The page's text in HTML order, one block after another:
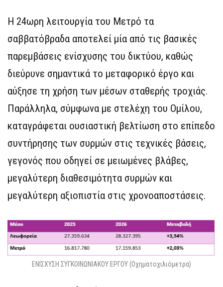
Η 24ωρη λειτουργία του Μετρό τα
σαββατόβραδα αποτελεί μία από τις βασικές
παρεμβάσεις ενίσχυσης του δικτύου, καθώς
διεύρυνε σημαντικά το μεταφορικό έργο και
αύξησε τη χρήση των μέσων σταθερής τροχιάς.
Παράλληλα, σύμφωνα με στελέχη του Ομίλου,
καταγράφεται ουσιαστική βελτίωση στο επίπεδο
συντήρησης των συρμών στις τεχνικές βάσεις,
γεγονός που οδηγεί σε μειωμένες βλάβες,
μεγαλύτερη διαθεσιμότητα συρμών και
μεγαλύτερη αξιοπιστία στις χρονοαποστάσεις.
ΕΝΙΣΧΥΣΗ ΣΥΓΚΟΙΝΩΝΙΑΚΟΥ ΕΡΓΟΥ (Οχηματοχιλιόμετρα)